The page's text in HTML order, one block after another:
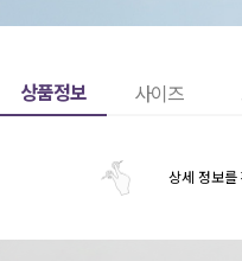
상품정보 사이즈
상세 정보를